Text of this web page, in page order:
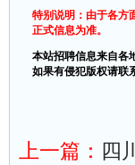
特别说明：由于各方
正式信息为准。
本站招聘信息来自各
如果有侵犯版权请联
上一篇： 四